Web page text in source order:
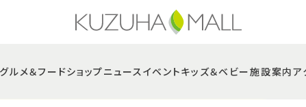
グルメ＆フードショップニュース イベントキッズ＆ベビー施設案内ア